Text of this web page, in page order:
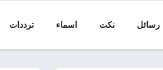
رسائل نكت اسماء ترددات